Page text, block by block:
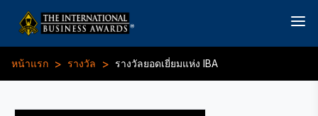
หน้าแรก > รางวัล > รางวัลยอดเยี่ยมแห่ง IBA